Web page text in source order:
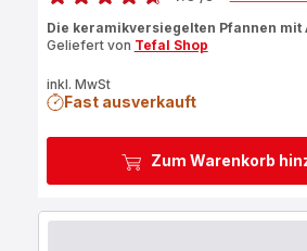
Zum Warenkorb
Die keramikversiegelten Pfannen
Geliefert von Tefal Shop
inkl. MwSt
Fast ausverkauft